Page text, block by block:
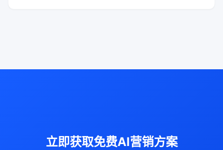
立即获取免费AI营销方案